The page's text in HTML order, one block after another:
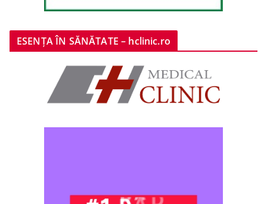
ESENȚA ÎN SĂNĂTATE – hclinic.ro